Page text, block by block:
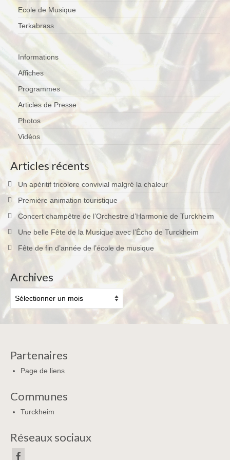
Terkabrass
Historique
Direction
Répertoire Musical
Blog
Contact
Ecole de Musique
Terkabrass
Informations
Affiches
Programmes
Articles de Presse
Photos
Vidéos
Articles récents
Un apéritif tricolore convivial malgré la chaleur
Première animation touristique
Concert champêtre de l’Orchestre d’Harmonie de Turckheim
Une belle Fête de la Musique avec l’Écho de Turckheim
Fête de fin d’année de l’école de musique
Archives
Partenaires
Page de liens
Communes
Turckheim
Réseaux sociaux